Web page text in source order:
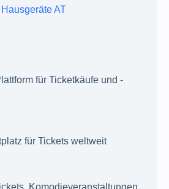
AT
für Ticketkäufe und -
für Tickets weltweit
Komodieveranstaltungen,